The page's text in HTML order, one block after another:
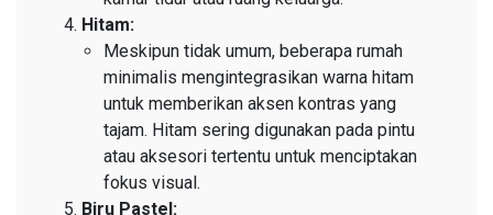
Hitam:
Meskipun tidak umum, beberapa rumah
minimalis mengintegrasikan warna hitam
untuk memberikan aksen kontras yang
tajam. Hitam sering digunakan pada pintu
atau aksesori tertentu untuk menciptakan
fokus visual.
Biru Pastel: